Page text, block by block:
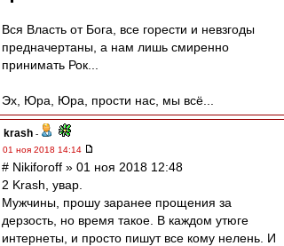
Вся Власть от Бога, все горести и невзгоды
предначертаны, а нам лишь смиренно
принимать Рок...
Эх, Юра, Юра, прости нас, мы всё...
krash -
01 ноя 2018 14:14
# Nikiforoff » 01 ноя 2018 12:48
2 Krash, увар.
Мужчины, прошу заранее прощения за
дерзость, но время такое. В каждом утюге
интернеты, и просто пишут все кому нелень. И